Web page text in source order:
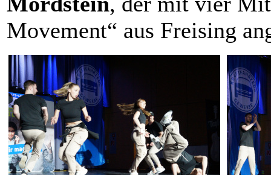
Movement“ aus Freising